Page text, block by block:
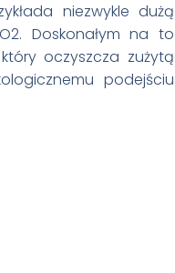
niezwykle dużą
Doskonałym na to
oczyszcza zużytą
podejściu